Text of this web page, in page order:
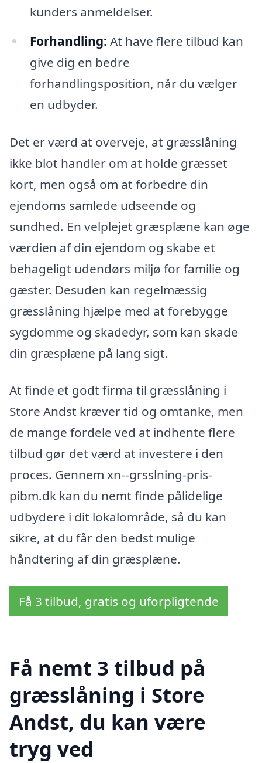
kunders anmeldelser.
Forhandling: At have flere tilbud kan
give dig en bedre
forhandlingsposition, når du vælger
en udbyder.
Det er værd at overveje, at græsslåning
ikke blot handler om at holde græsset
kort, men også om at forbedre din
ejendoms samlede udseende og
sundhed. En velplejet græsplæne kan øge
værdien af din ejendom og skabe et
behageligt udendørs miljø for familie og
gæster. Desuden kan regelmæssig
græsslåning hjælpe med at forebygge
sygdomme og skadedyr, som kan skade
din græsplæne på lang sigt.
At finde et godt firma til græsslåning i
Store Andst kræver tid og omtanke, men
de mange fordele ved at indhente flere
tilbud gør det værd at investere i den
proces. Gennem xn--grsslning-pris-
pibm.dk kan du nemt finde pålidelige
udbydere i dit lokalområde, så du kan
sikre, at du får den bedst mulige
håndtering af din græsplæne.
Få 3 tilbud, gratis og uforpligtende
Få nemt 3 tilbud på
græsslåning i Store
Andst, du kan være
tryg ved